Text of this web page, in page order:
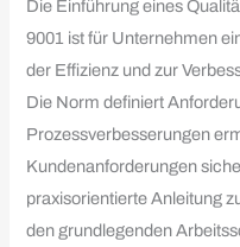
Die Einführung eines
9001 ist für Unternehmen
der Effizienz und zur
Die Norm definiert
Prozessverbesserungen
Kundenanforderungen
praxisorientierte Anleitung
den grundlegenden